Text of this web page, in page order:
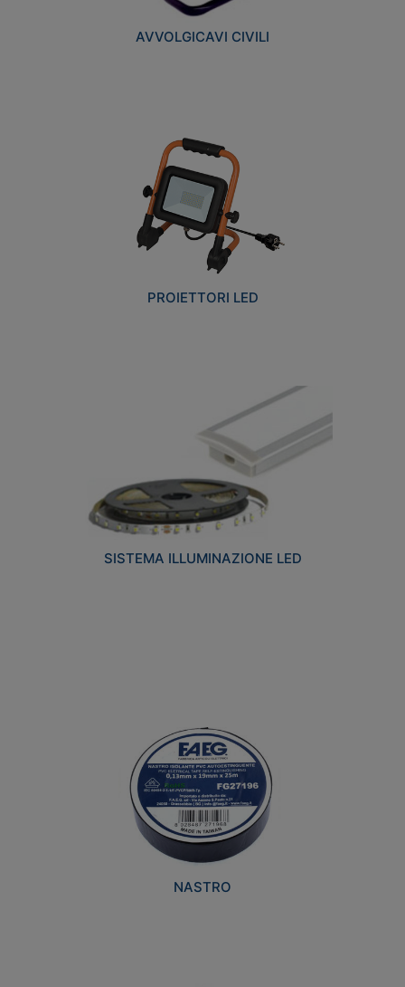
AVVOLGICAVI CIVILI
PROIETTORI LED
SISTEMA ILLUMINAZIONE LED
NASTRO